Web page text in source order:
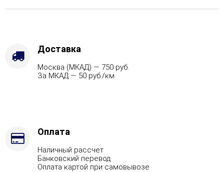
экраны,
Варианты
AISI
Доставка
Москва (МКАД) — 750 руб.
За МКАД — 50 руб./км
Оплата
Наличный рассчет
Банковский перевод
Оплата картой при самовывозе